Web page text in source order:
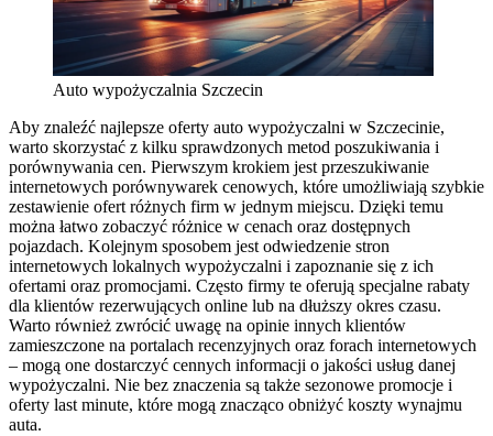
Auto wypożyczalnia Szczecin
Aby znaleźć najlepsze oferty auto wypożyczalni w Szczecinie,
warto skorzystać z kilku sprawdzonych metod poszukiwania i
porównywania cen. Pierwszym krokiem jest przeszukiwanie
internetowych porównywarek cenowych, które umożliwiają szybkie
zestawienie ofert różnych firm w jednym miejscu. Dzięki temu
można łatwo zobaczyć różnice w cenach oraz dostępnych
pojazdach. Kolejnym sposobem jest odwiedzenie stron
internetowych lokalnych wypożyczalni i zapoznanie się z ich
ofertami oraz promocjami. Często firmy te oferują specjalne rabaty
dla klientów rezerwujących online lub na dłuższy okres czasu.
Warto również zwrócić uwagę na opinie innych klientów
zamieszczone na portalach recenzyjnych oraz forach internetowych
– mogą one dostarczyć cennych informacji o jakości usług danej
wypożyczalni. Nie bez znaczenia są także sezonowe promocje i
oferty last minute, które mogą znacząco obniżyć koszty wynajmu
auta.